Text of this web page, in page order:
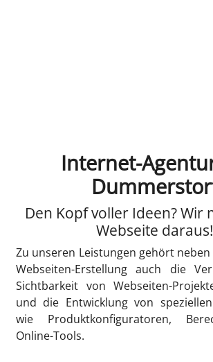
Internet-
Den Kopf voller Ideen? Wir
Webseite daraus!
Zu unseren Leistungen gehört
Webseiten-Erstellung auch die
Sichtbarkeit von Webseiten-
und die Entwicklung von
wie Produktkonfiguratoren,
Online-Tools.